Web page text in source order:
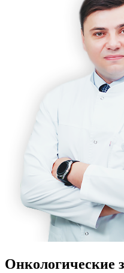
Онкологические